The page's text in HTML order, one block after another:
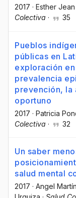
2017 · Esther
Colectiva · 35
Pueblos
públicas en
exploración
prevalencia
prevención, la
oportuno
2017 · Patricia
Colectiva · 32
Un saber
salud mental
2017 · Angel